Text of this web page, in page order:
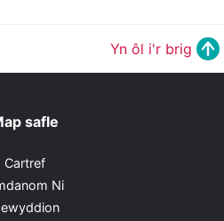
Yn ôl i'r brig
safle
Cartref
Ni